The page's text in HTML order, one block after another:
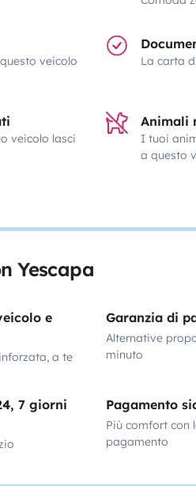
veicolo
La carta
veicolo lasci
Animali
I tuoi
a questo
Yescapa
e
a te
Garanzia di
Alternative
minuto
7 giorni
Pagamento
Più comfort con
pagamento